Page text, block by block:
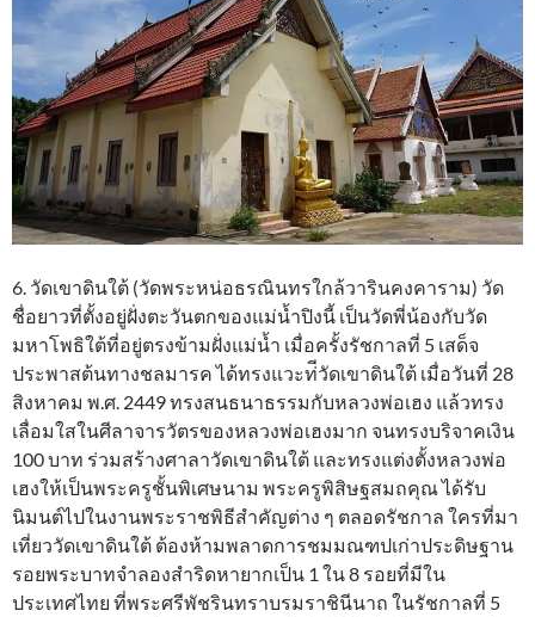
6. วัดเขาดินใต้ (วัดพระหน่อธรณินทรใกล้วารินคงคาราม) วัด
ชื่อยาวที่ตั้งอยู่ฝั่งตะวันตกของแม่น้ำปิงนี้ เป็นวัดพี่น้องกับวัด
มหาโพธิใต้ที่อยู่ตรงข้ามฝั่งแม่น้ำ เมื่อครั้งรัชกาลที่ 5 เสด็จ
ประพาสต้นทางชลมารค ได้ทรงแวะท่ีวัดเขาดินใต้ เมื่อวันที่ 28
สิงหาคม พ.ศ. 2449 ทรงสนธนาธรรมกับหลวงพ่อเฮง แล้วทรง
เลื่อมใสในศีลาจารวัตรของหลวงพ่อเฮงมาก จนทรงบริจาคเงิน
100 บาท ร่วมสร้างศาลาวัดเขาดินใต้ และทรงแต่งตั้งหลวงพ่อ
เฮงให้เป็นพระครูชั้นพิเศษนาม พระครูพิสิษฐสมถคุณ ได้รับ
นิมนต์ไปในงานพระราชพิธีสำคัญต่าง ๆ ตลอดรัชกาล ใครที่มา
เที่ยววัดเขาดินใต้ ต้องห้ามพลาดการชมมณฑปเก่าประดิษฐาน
รอยพระบาทจำลองสำริดหายากเป็น 1 ใน 8 รอยที่มีใน
ประเทศไทย ที่พระศรีพัชรินทราบรมราชินีนาถ ในรัชกาลที่ 5